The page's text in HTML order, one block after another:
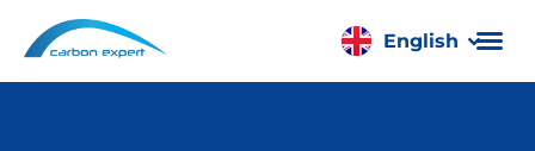
English
Română